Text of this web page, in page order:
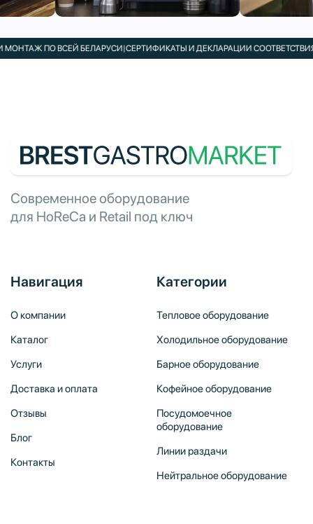
ПО ВСЕЙ БЕЛАРУСИ|СЕРТИФИКАТЫ И ДЕКЛАРАЦИИ СООТВЕТСТВИЯ В
Современное оборудование
для HoReCa и Retail под ключ
Навигация
О компании
Каталог
Услуги
Доставка и оплата
Отзывы
Блог
Контакты
Категории
Тепловое оборудование
Холодильное оборудование
Барное оборудование
Кофейное оборудование
Посудомоечное
оборудование
Линии раздачи
Нейтральное оборудование